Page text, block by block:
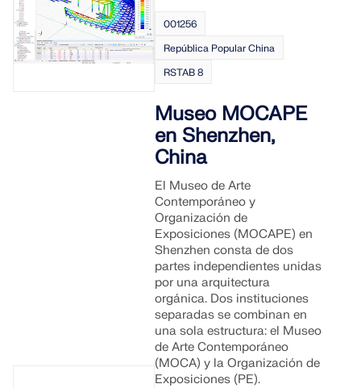
001256
República Popular China
RSTAB 8
Museo MOCAPE
en Shenzhen,
China
El Museo de Arte
Contemporáneo y
Organización de
Exposiciones (MOCAPE) en
Shenzhen consta de dos
partes independientes unidas
por una arquitectura
orgánica. Dos instituciones
separadas se combinan en
una sola estructura: el Museo
de Arte Contemporáneo
(MOCA) y la Organización de
Exposiciones (PE).